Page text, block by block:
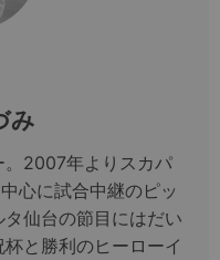
み
。2007年よりスカパ
心に試合中継のピッ
仙台の節目にはだい
と勝利のヒーローイ